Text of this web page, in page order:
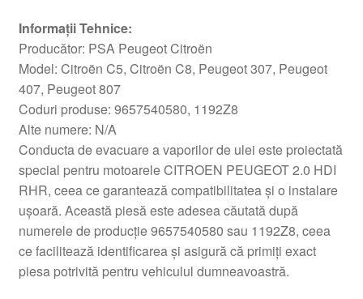
Informații Tehnice:
Producător: PSA Peugeot Citroën
Model: Citroën C5, Citroën C8, Peugeot 307, Peugeot
407, Peugeot 807
Coduri produse: 9657540580, 1192Z8
Alte numere: N/A
Conducta de evacuare a vaporilor de ulei este proiectată
special pentru motoarele CITROEN PEUGEOT 2.0 HDI
RHR, ceea ce garantează compatibilitatea și o instalare
ușoară. Această piesă este adesea căutată după
numerele de producție 9657540580 sau 1192Z8, ceea
ce facilitează identificarea și asigură că primiți exact
piesa potrivită pentru vehiculul dumneavoastră.